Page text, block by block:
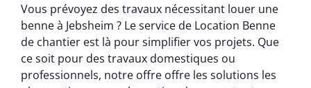
Vous prévoyez des travaux nécessitant louer une
benne à Jebsheim ? Le service de Location Benne
de chantier est là pour simplifier vos projets. Que
ce soit pour des travaux domestiques ou
professionnels, notre offre offre les solutions les